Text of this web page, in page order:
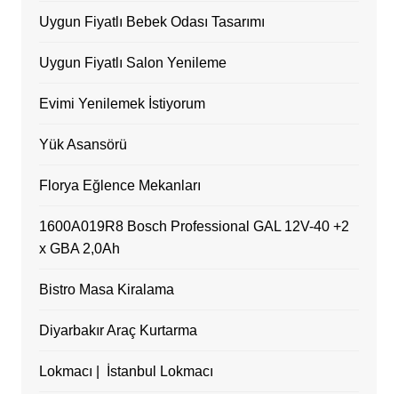
Uygun Fiyatlı Bebek Odası Tasarımı
Uygun Fiyatlı Salon Yenileme
Evimi Yenilemek İstiyorum
Yük Asansörü
Florya Eğlence Mekanları
1600A019R8 Bosch Professional GAL 12V-40 +2
x GBA 2,0Ah
Bistro Masa Kiralama
Diyarbakır Araç Kurtarma
Lokmacı | İstanbul Lokmacı